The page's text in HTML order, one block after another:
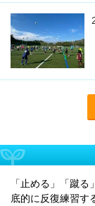
「止める」「蹴
底的に反復練習